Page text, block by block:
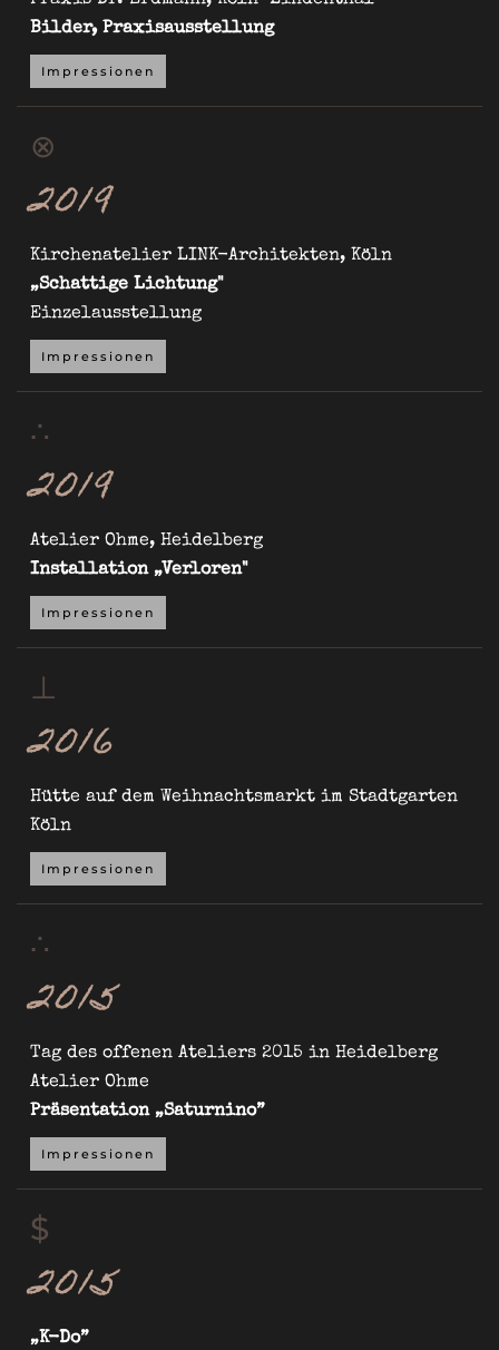
Bilder, Praxisausstellung
Impressionen
⊗
2019
Kirchenatelier LINK-Architekten, Köln
„Schattige Lichtung"
Einzelausstellung
Impressionen
∴
2019
Atelier Ohme, Heidelberg
Installation „Verloren"
Impressionen
⊥
2016
Hütte auf dem Weihnachtsmarkt im Stadtgarten
Köln
Impressionen
∴
2015
Tag des offenen Ateliers 2015 in Heidelberg
Atelier Ohme
Präsentation „Saturnino”
Impressionen
$
2015
„K-Do”